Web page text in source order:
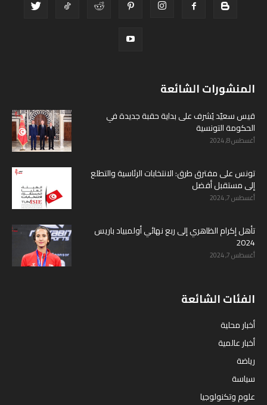
المنشورات الشائعة
قيس سعيّد يُشرف على بداية حقبة جديدة في
الحكومة التونسية
أغسطس 8, 2024
تونس على مفترق طرق: الانتخابات الرئاسية والتطلع
إلى مستقبل أفضل
أغسطس 7, 2024
تأهل إكرام الظاهري إلى ربع نهائي أولمبياد باريس
2024
أغسطس 7, 2024
الفئات الشائعة
أخبار محلية
أخبار عالمية
رياضة
سياسة
علوم وتكنولوجيا